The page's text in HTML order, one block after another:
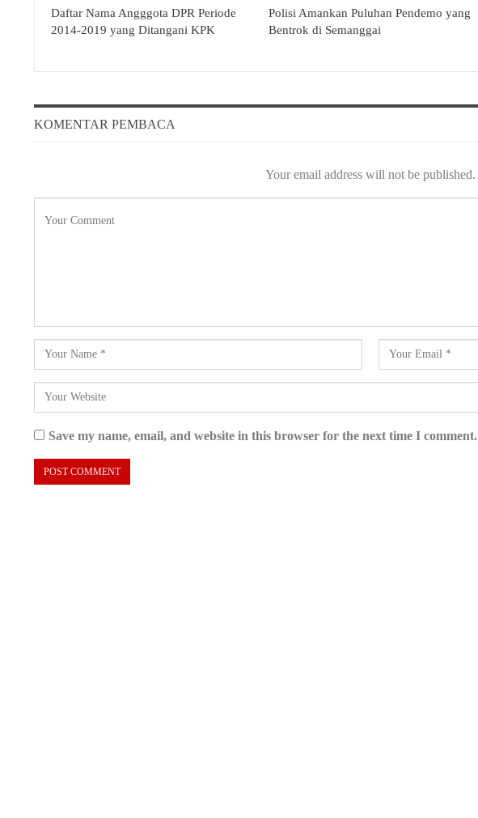
Daftar Nama Angggota DPR Periode
2014-2019 yang Ditangani KPK
Polisi Amankan Puluhan Pendemo yang
Bentrok di Semanggai
KOMENTAR PEMBACA
Your email address will not be published.
Save my name, email, and website in this browser for the next time I comment.